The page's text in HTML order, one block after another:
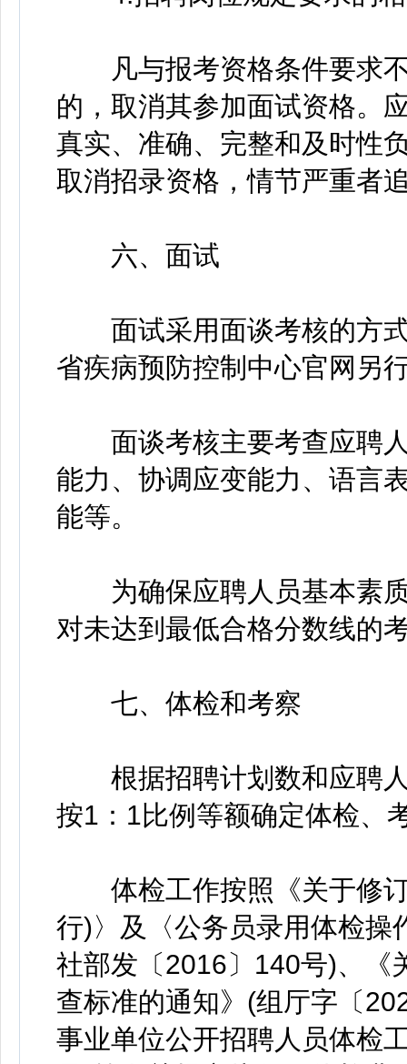
凡与报考资格条件要求不
的，取消其参加面试资格。
真实、准确、完整和及时性
取消招录资格，情节严重者
六、面试
面试采用面谈考核的方式
省疾病预防控制中心官网另
面谈考核主要考查应聘人
能力、协调应变能力、语言
能等。
为确保应聘人员基本素质
对未达到最低合格分数线的
七、体检和考察
根据招聘计划数和应聘人
按1：1比例等额确定体检、
体检工作按照《关于修订
行)〉及〈公务员录用体检操
社部发〔2016〕140号)、《
查标准的通知》(组厅字〔
事业单位公开招聘人员体检